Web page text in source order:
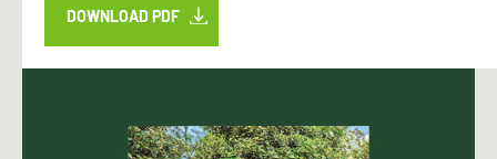
DOWNLOAD PDF